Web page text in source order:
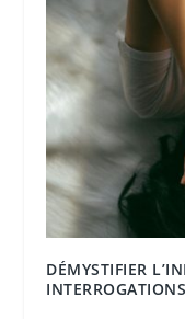
DÉMYSTIFIER